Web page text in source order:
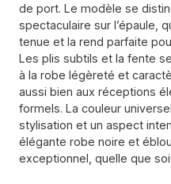
de port. Le modèle se
spectaculaire sur l’épaule,
tenue et la rend parfaite
Les plis subtils et la fente
à la robe légèreté et
aussi bien aux réceptions
formels. La couleur
stylisation et un aspect
élégante robe noire et
exceptionnel, quelle que